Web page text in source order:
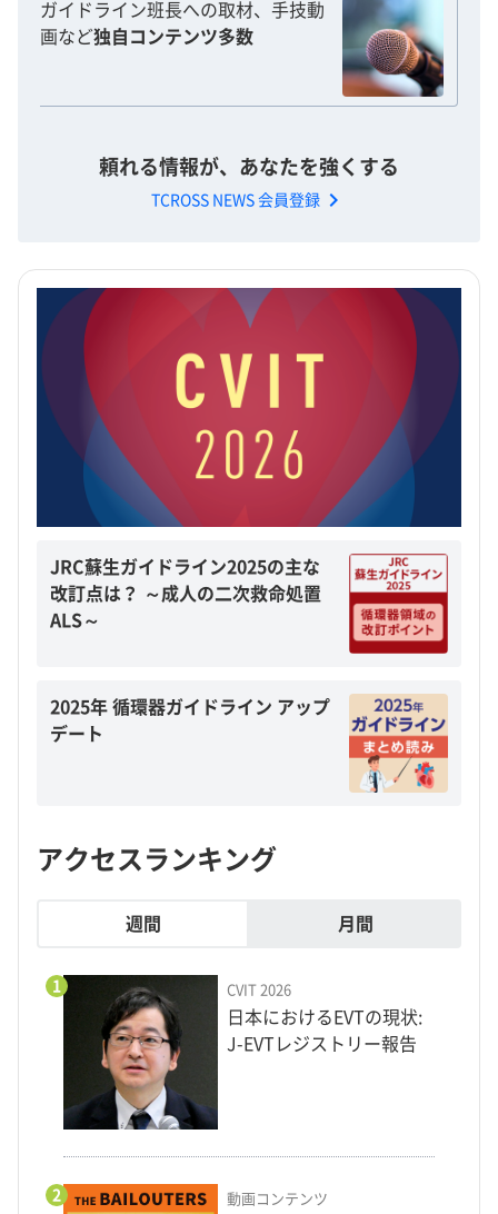
ガイドライン班長への取材、手技動
画など独自コンテンツ多数
頼れる情報が、あなたを強くする
TCROSS NEWS 会員登録 chevron_right
JRC蘇生ガイドライン2025の主な
改訂点は？ ～成人の二次救命処置
ALS～
2025年 循環器ガイドライン アップ
デート
アクセスランキング
週間 月間
1 CVIT 2026
日本におけるEVTの現状:
J-EVTレジストリー報告
2 動画コンテンツ